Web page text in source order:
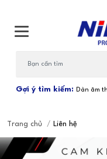
Gợi ý tìm kiếm: Dàn âm
Trang chủ / Liên hệ